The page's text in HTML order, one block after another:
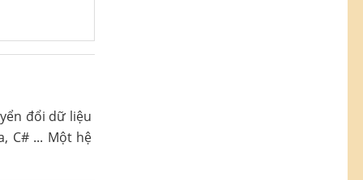
đổi dữ liệu
C# ... Một hệ